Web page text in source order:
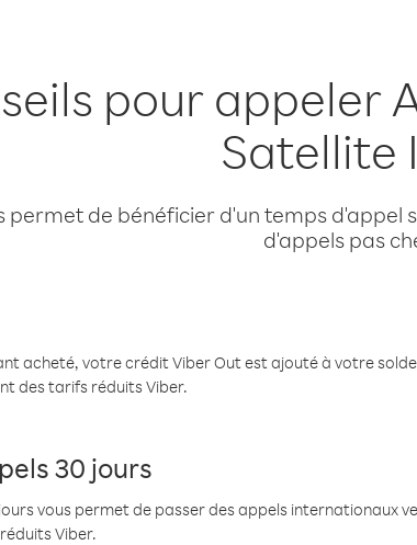
pour appeler
Satellite
permet de bénéficier d'un temps d'appel
d'appels pas
acheté, votre crédit Viber Out est ajouté à votre
des tarifs réduits Viber.
30 jours
vous permet de passer des appels internationaux
Viber.